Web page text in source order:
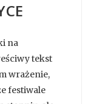
na
tekst
wrażenie,
festiwale